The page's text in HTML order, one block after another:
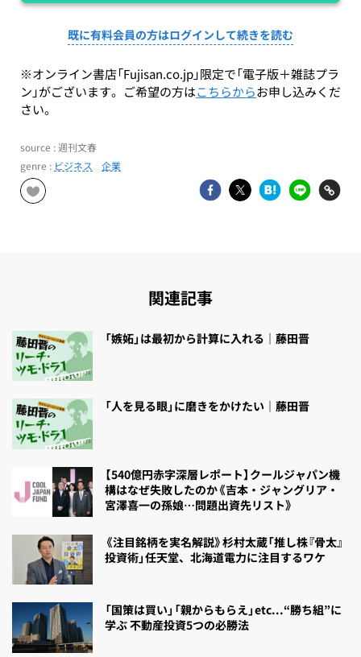
既に有料会員の方はログインして続きを読む
※オンライン書店「Fujisan.co.jp」限定で「電子版＋雑誌プラ
ン」がございます。ご希望の方はこちらからお申し込みくだ
さい。
source : 週刊文春
genre : ビジネス 企業
関連記事
「嫉妬」は最初から計算に入れる｜藤田晋
「人を見る眼」に磨きをかけたい｜藤田晋
【540億円赤字深層レポート】クールジャパン機
構はなぜ失敗したのか《吉本・ジャングリア・
宮澤喜一の孫娘…問題出資先リスト》
《注目銘柄を実名解説》杉村太蔵「推し株『骨太』
投資術」任天堂、北海道電力に注目するワケ
「国策は買い」「親からもらえ」etc...“勝ち組”に
学ぶ 不動産投資5つの必勝法